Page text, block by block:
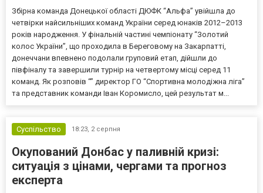
Збірна команда Донецької області ДЮФК “Альфа” увійшла до
четвірки найсильніших команд України серед юнаків 2012–2013
років народження. У фінальній частині чемпіонату “Золотий
колос України”, що проходила в Береговому на Закарпатті,
донеччани впевнено подолали груповий етап, дійшли до
півфіналу та завершили турнір на четвертому місці серед 11
команд. Як розповів “” директор ГО “Спортивна молодіжна ліга”
та представник команди Іван Коромисло, цей результат м...
Суспільство 18:23, 2 серпня
Окупований Донбас у паливній кризі:
ситуація з цінами, чергами та прогноз
експерта